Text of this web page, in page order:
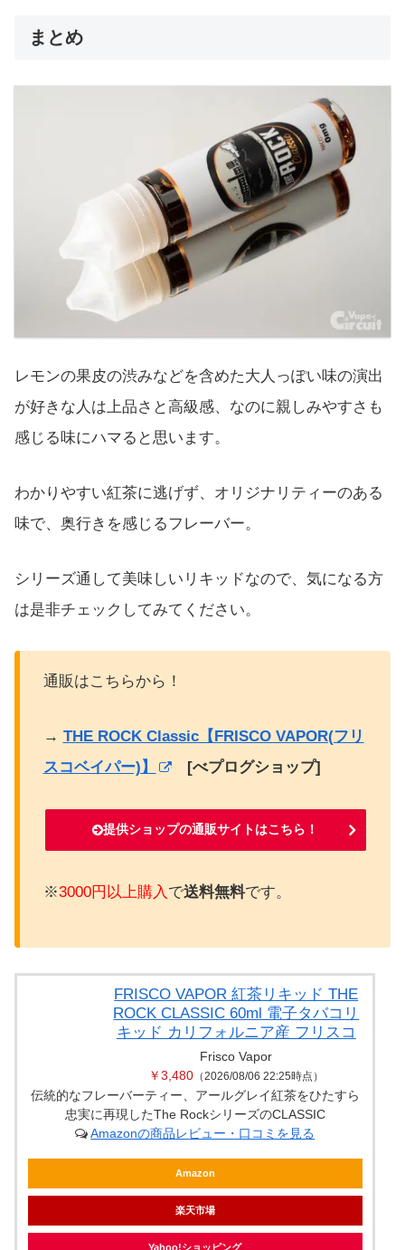
まとめ
レモンの果皮の渋みなどを含めた大人っぽい味の演出
が好きな人は上品さと高級感、なのに親しみやすさも
感じる味にハマると思います。
わかりやすい紅茶に逃げず、オリジナリティーのある
味で、奥行きを感じるフレーバー。
シリーズ通して美味しいリキッドなので、気になる方
は是非チェックしてみてください。
通販はこちらから！
→ THE ROCK Classic【FRISCO VAPOR(フリ
スコベイパー)】
[べプログショップ]
提供ショップの通販サイトはこちら！
※3000円以上購入 で送料無料です。
FRISCO VAPOR 紅茶リキッド THE
ROCK CLASSIC 60ml 電子タバコリ
キッド カリフォルニア産 フリスコ
Frisco Vapor
￥3,480 （2026/08/06 22:25時点）
伝統的なフレーバーティー、アールグレイ紅茶をひたすら
忠実に再現したThe RockシリーズのCLASSIC
Amazonの商品レビュー・口コミを見る
Amazon
楽天市場
Yahoo!ショッピング